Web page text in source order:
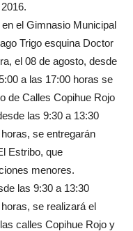
el Gimnasio Municipal
Trigo esquina Doctor
el 08 de agosto, desde
a las 17:00 horas se
de Calles Copihue Rojo
las 9:30 a 13:30
se entregarán
Estribo, que
menores.
las 9:30 a 13:30
se realizará el
calles Copihue Rojo y